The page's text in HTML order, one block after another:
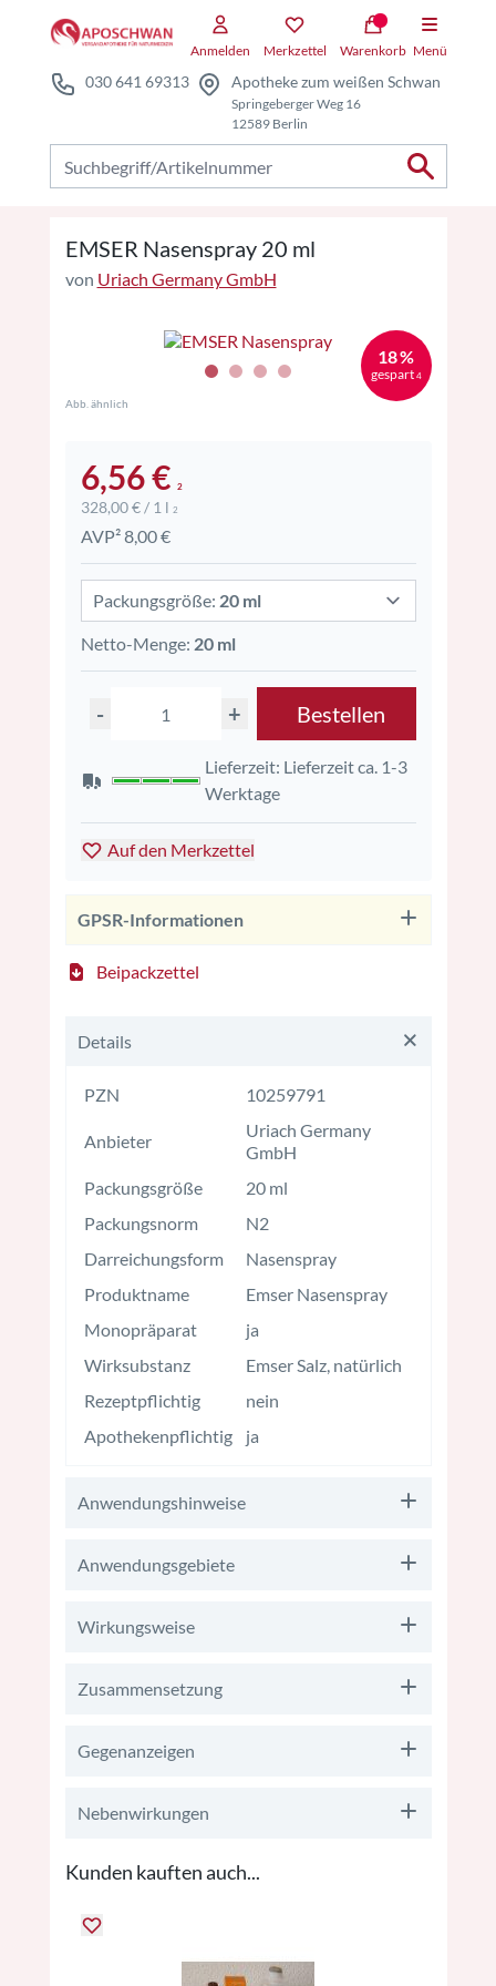
Anmelden Merkzettel Warenkorb Menü
030 641 69313 Apotheke zum weißen Schwan
Springeberger Weg 16
12589 Berlin
EMSER Nasenspray 20 ml
von Uriach Germany GmbH
18 %
gespart 4
Abb. ähnlich
6,56 € 2
328,00 € / 1 l 2
AVP² 8,00 €
Packungsgröße: 20 ml
Netto-Menge: 20 ml
- + Bestellen
Lieferzeit: Lieferzeit ca. 1-3
Werktage
Auf den Merkzettel
GPSR-Informationen
Beipackzettel
Details
PZN 10259791
Anbieter
Uriach Germany
GmbH
Packungsgröße
20 ml
Packungsnorm
N2
Darreichungsform
Nasenspray
Produktname
Emser Nasenspray
Monopräparat
ja
Wirksubstanz
Emser Salz, natürlich
Rezeptpflichtig
nein
Apothekenpflichtig
ja
Anwendungshinweise
Anwendungsgebiete
Wirkungsweise
Zusammensetzung
Gegenanzeigen
Nebenwirkungen
Kunden kauften auch...